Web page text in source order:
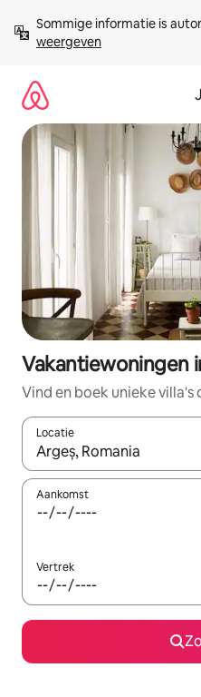
direct
naar
Sommige informatie is
weergeven
Vakantiewoningen
Vind en boek unieke villa's
Locatie
Wanneer er suggesties
Aankomst
Vertrek